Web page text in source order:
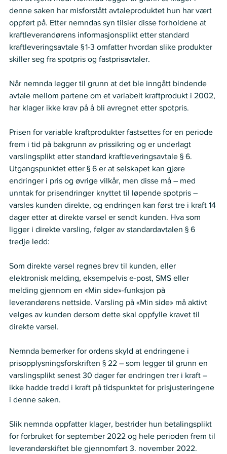
denne saken har misforstått avtaleproduktet hun har vært
oppført på. Etter nemndas syn tilsier disse forholdene at
kraftleverandørens informasjonsplikt etter standard
kraftleveringsavtale § 1-3 omfatter hvordan slike produkter
skiller seg fra spotpris og fastprisavtaler.
Når nemnda legger til grunn at det ble inngått bindende
avtale mellom partene om et variabelt kraftprodukt i 2002,
har klager ikke krav på å bli avregnet etter spotpris.
Prisen for variable kraftprodukter fastsettes for en periode
frem i tid på bakgrunn av prissikring og er underlagt
varslingsplikt etter standard kraftleveringsavtale § 6.
Utgangspunktet etter § 6 er at selskapet kan gjøre
endringer i pris og øvrige vilkår, men disse må – med
unntak for prisendringer knyttet til løpende spotpris –
varsles kunden direkte, og endringen kan først tre i kraft 14
dager etter at direkte varsel er sendt kunden. Hva som
ligger i direkte varsling, følger av standardavtalen § 6
tredje ledd:
Som direkte varsel regnes brev til kunden, eller
elektronisk melding, eksempelvis e-post, SMS eller
melding gjennom en «Min side»-funksjon på
leverandørens nettside. Varsling på «Min side» må aktivt
velges av kunden dersom dette skal oppfylle kravet til
direkte varsel.
Nemnda bemerker for ordens skyld at endringene i
prisopplysningsforskriften § 22 – som legger til grunn en
varslingsplikt senest 30 dager før endringen trer i kraft –
ikke hadde tredd i kraft på tidspunktet for prisjusteringene
i denne saken.
Slik nemnda oppfatter klager, bestrider hun betalingsplikt
for forbruket for september 2022 og hele perioden frem til
leverandørskiftet ble gjennomført 3. november 2022.